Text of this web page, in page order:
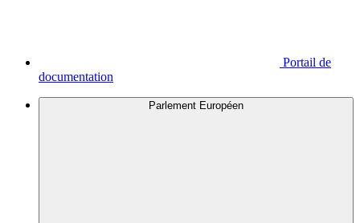
Portail de
documentation
Parlement Européen